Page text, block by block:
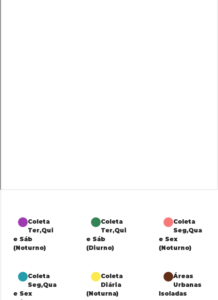
Coleta
Ter,Qui
e Sáb
(Noturno)
Coleta
Ter,Qui
e Sáb
(Diurno)
Coleta
Seg,Qua
e Sex
(Noturno)
Coleta
Seg,Qua
e Sex
Coleta
Diária
(Noturna)
Áreas
Urbanas
Isoladas